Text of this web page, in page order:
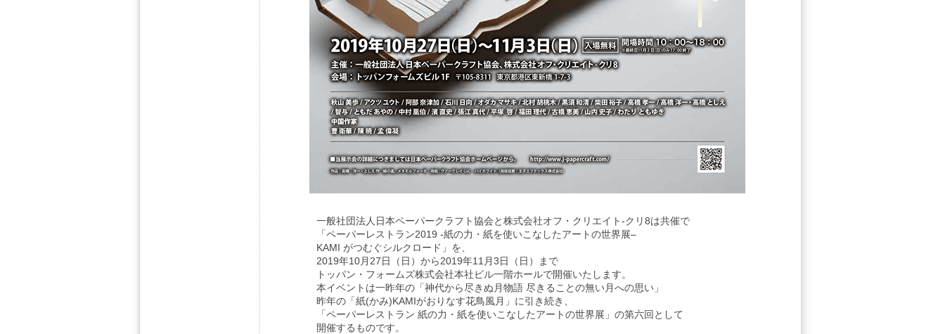
一般社団法人日本ペーパークラフト協会と株式会社オフ・クリエイト-クリ8は共催で
「ペーパーレストラン2019 -紙の力・紙を使いこなしたアートの世界展–
KAMI がつむぐシルクロード」を、
2019年10月27日（日）から2019年11月3日（日）まで
トッパン・フォームズ株式会社本社ビル一階ホールで開催いたします。
本イベントは一昨年の「神代から尽きぬ月物語 尽きることの無い月への思い」
昨年の「紙(かみ)KAMIがおりなす花鳥風月」に引き続き、
「ペーパーレストラン 紙の力・紙を使いこなしたアートの世界展」の第六回として
開催するものです。